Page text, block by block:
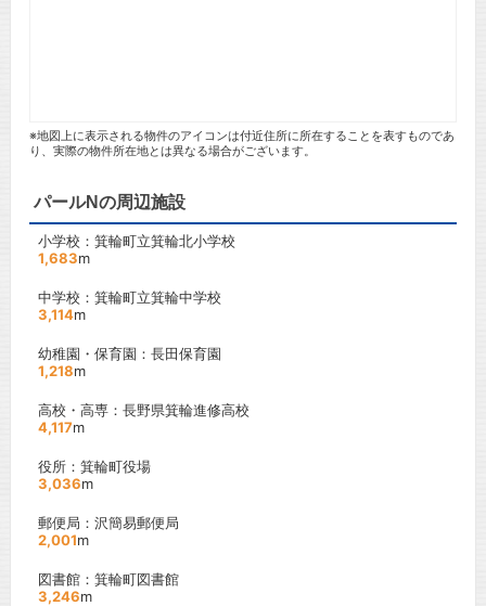
※地図上に表示される物件のアイコンは付近住所に所在することを表すものであ
り、実際の物件所在地とは異なる場合がございます。
パールNの周辺施設
小学校：箕輪町立箕輪北小学校
1,683m
中学校：箕輪町立箕輪中学校
3,114m
幼稚園・保育園：長田保育園
1,218m
高校・高専：長野県箕輪進修高校
4,117m
役所：箕輪町役場
3,036m
郵便局：沢簡易郵便局
2,001m
図書館：箕輪町図書館
3,246m